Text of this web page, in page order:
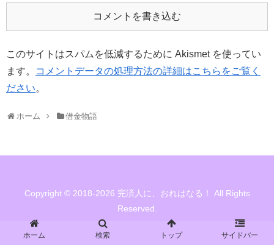
コメントを書き込む
このサイトはスパムを低減するために Akismet を使ってい
ます。
コメントデータの処理方法の詳細はこちらをご覧く
ださい。
ホーム 借金物語
Copyright © 2018-2026 完済人に、おれはなる！ All Rights
Reserved.
ホーム 検索 トップ サイドバー